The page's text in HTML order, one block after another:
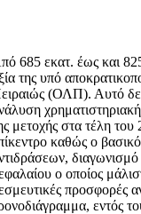
685 εκατ. έως και
της υπό
(ΟΛΠ). Αυτό
μετοχής στα τέλη
καθώς ο
ο οποίος
προσφορές
εντός